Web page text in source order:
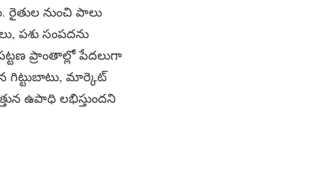
రైతుల నుంచి పాలు
పశు సంపదను
ప్రాంతాల్లో పేదలుగా
గిట్టుబాటు, మార్కెట్
ఉపాధి లభిస్తుందని